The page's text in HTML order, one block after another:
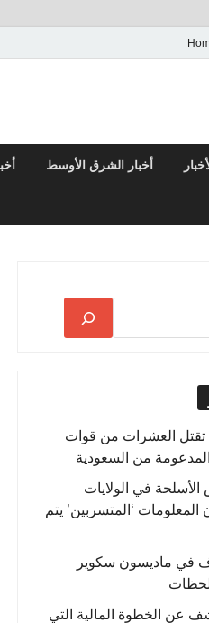
نيوز
أخبار الشرق الأوسط
تقتل العشرات من قوات
المدعومة من السعودية
في الولايات
المعلومات ‘المتسربين’ يتم
في ماديسون سكوير
عن الخطوة المالية التي